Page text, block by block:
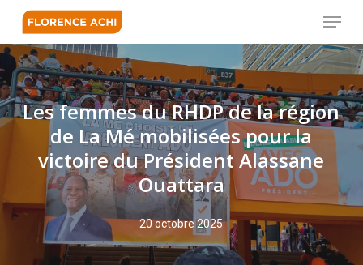
Skip
main
content
Menu
Les femmes du RHDP de la région
de La Mé mobilisées pour la
victoire du Président Alassane
Ouattara
20 octobre 2025
Close
Menu